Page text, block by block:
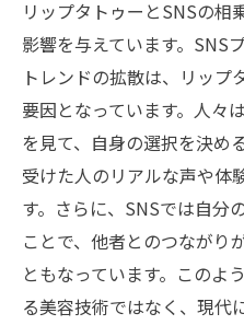
リップタトゥーとSNSの相
影響を与えています。SNS
トレンドの拡散は、リップ
要因となっています。人々
を見て、自身の選択を決め
受けた人のリアルな声や体
す。さらに、SNSでは自分
ことで、他者とのつながり
ともなっています。このよ
る美容技術ではなく、現代